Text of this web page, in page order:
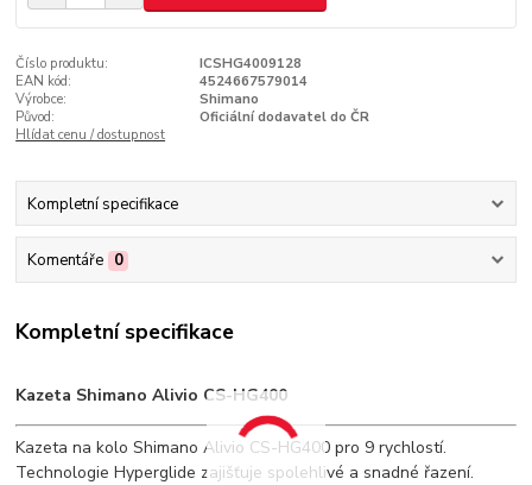
Číslo produktu:
ICSHG4009128
EAN kód:
4524667579014
Výrobce:
Shimano
Původ:
Oficiální dodavatel do ČR
Hlídat cenu / dostupnost
Kompletní specifikace
Komentáře 0
Kompletní specifikace
Kazeta Shimano Alivio CS-HG400
Kazeta na kolo Shimano Alivio CS-HG400 pro 9 rychlostí.
Technologie Hyperglide zajišťuje spolehlivé a snadné řazení.